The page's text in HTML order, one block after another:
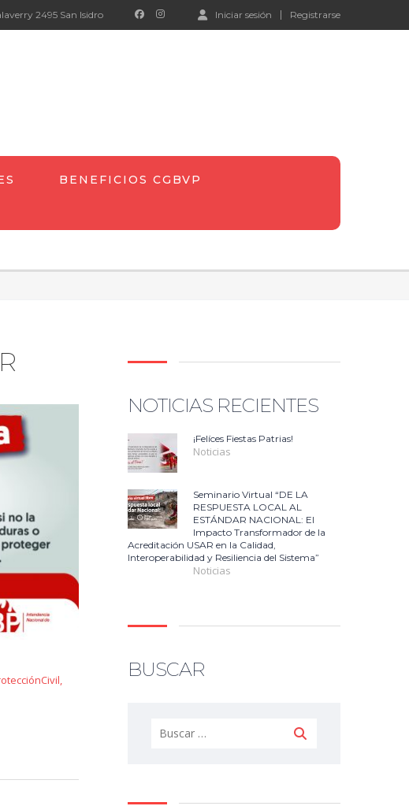
Iniciar sesión Registrarse
2495 San Isidro
BENEFICIOS CGBVP
,
NOTICIAS RECIENTES
¡Felíces Fiestas Patrias!
Noticias
Seminario Virtual “DE LA
RESPUESTA LOCAL AL
ESTÁNDAR NACIONAL: El
Impacto Transformador de la
Acreditación USAR en la Calidad,
Interoperabilidad y Resiliencia del Sistema”
Noticias
BUSCAR